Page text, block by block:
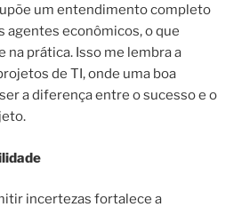
um entendimento completo
agentes econômicos, o que
na prática. Isso me lembra a
de TI, onde uma boa
a diferença entre o sucesso e o
incertezas fortalece a